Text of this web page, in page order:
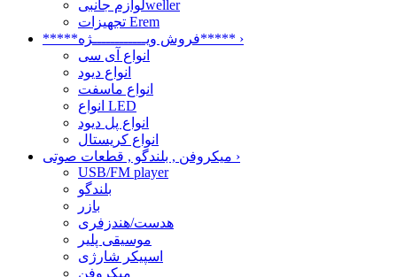
لوازم جانبیweller
تجهیزات Erem
*****فروش ویــــــــــــژه***** ›
انواع آی سی
انواع دیود
انواع ماسفت
انواع LED
انواع پل دیود
انواع کریستال
›
USB/FM player
بلندگو
بازر
هدست/هندزفری
موسیقی پلیر
اسپیکر شارژی
میکروفن